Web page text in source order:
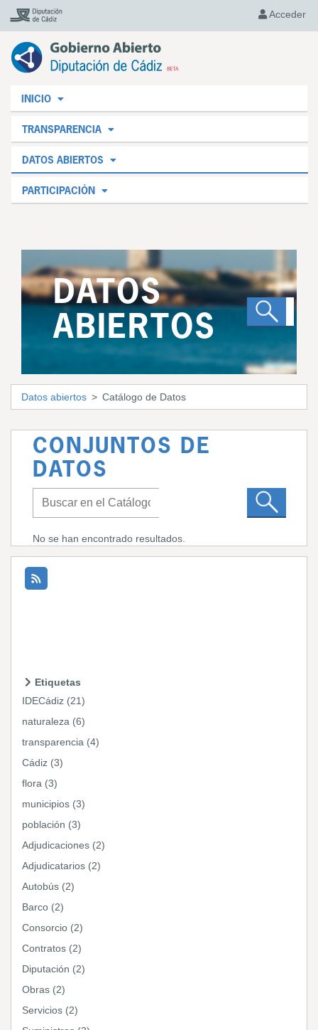
Acceder
INICIO
TRANSPARENCIA
DATOS ABIERTOS
PARTICIPACIÓN
DATOS
ABIERTOS
Datos abiertos Catálogo de Datos
CONJUNTOS DE
DATOS
No se han encontrado resultados.
Etiquetas
IDECádiz (21)
naturaleza (6)
transparencia (4)
Cádiz (3)
flora (3)
municipios (3)
población (3)
Adjudicaciones (2)
Adjudicatarios (2)
Autobús (2)
Barco (2)
Consorcio (2)
Contratos (2)
Diputación (2)
Obras (2)
Servicios (2)